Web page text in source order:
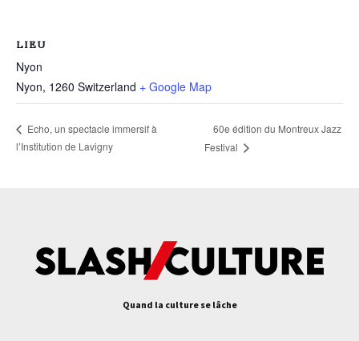
LIEU
Nyon
Nyon, 1260 Switzerland + Google Map
Echo, un spectacle immersif à
l’Institution de Lavigny
60e édition du Montreux Jazz
Festival
Quand la culture se lâche